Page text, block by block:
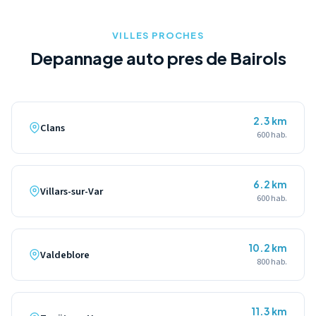
VILLES PROCHES
Depannage auto pres de Bairols
Clans
2.3 km
600 hab.
Villars-sur-Var
6.2 km
600 hab.
Valdeblore
10.2 km
800 hab.
11.3 km